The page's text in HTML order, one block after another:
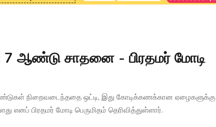
7 ஆண்டு சாதனை - பிரதமர் மோடி
நிறைவடைந்ததை ஒட்டி, இது கோடிக்கணக்கான ஏழைகளுக்கு
எனப் பிரதமர் மோடி பெருமிதம் தெரிவித்துள்ளார்.